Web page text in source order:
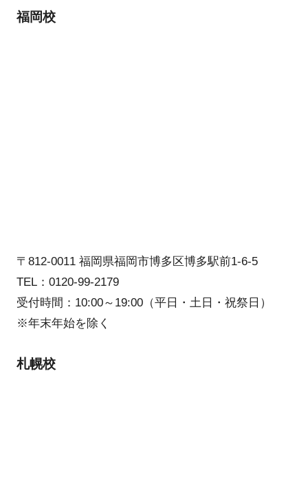
福岡校
〒812-0011 福岡県福岡市博多区博多駅前1-6-5
TEL：0120-99-2179
受付時間：10:00～19:00（平日・土日・祝祭日）
※年末年始を除く
札幌校